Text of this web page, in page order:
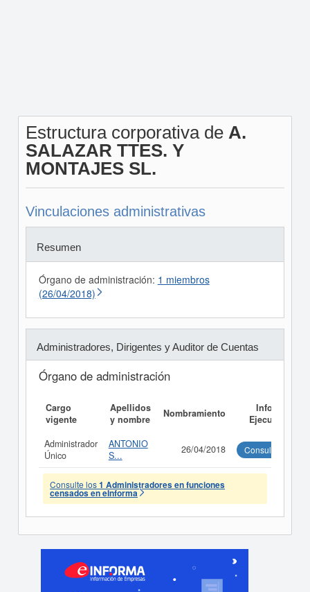
Estructura corporativa de A.
SALAZAR TTES. Y
MONTAJES SL.
Vinculaciones administrativas
Resumen
Órgano de administración: 1 miembros
(26/04/2018)
Administradores, Dirigentes y Auditor de Cuentas
Órgano de administración
Cargo
vigente
Apellidos
y nombre
Nombramiento
Informe
Ejecutivo
Administrador
Único
ANTONIO
S...
26/04/2018 Consultar
Consulte los1 Administradores en funciones
censados en eInforma